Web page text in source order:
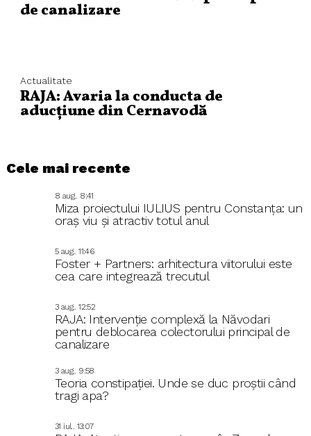
de canalizare
Actualitate
RAJA: Avaria la conducta de
aducțiune din Cernavodă
Cele mai recente
8 aug.. 8:41
Miza proiectului IULIUS pentru Constanța: un
oraș viu și atractiv totul anul
5 aug.. 11:46
Foster + Partners: arhitectura viitorului este
cea care integrează trecutul
3 aug.. 12:52
RAJA: Intervenție complexă la Năvodari
pentru deblocarea colectorului principal de
canalizare
3 aug.. 9:58
Teoria constipației. Unde se duc proștii când
tragi apa?
31 iul.. 13:07